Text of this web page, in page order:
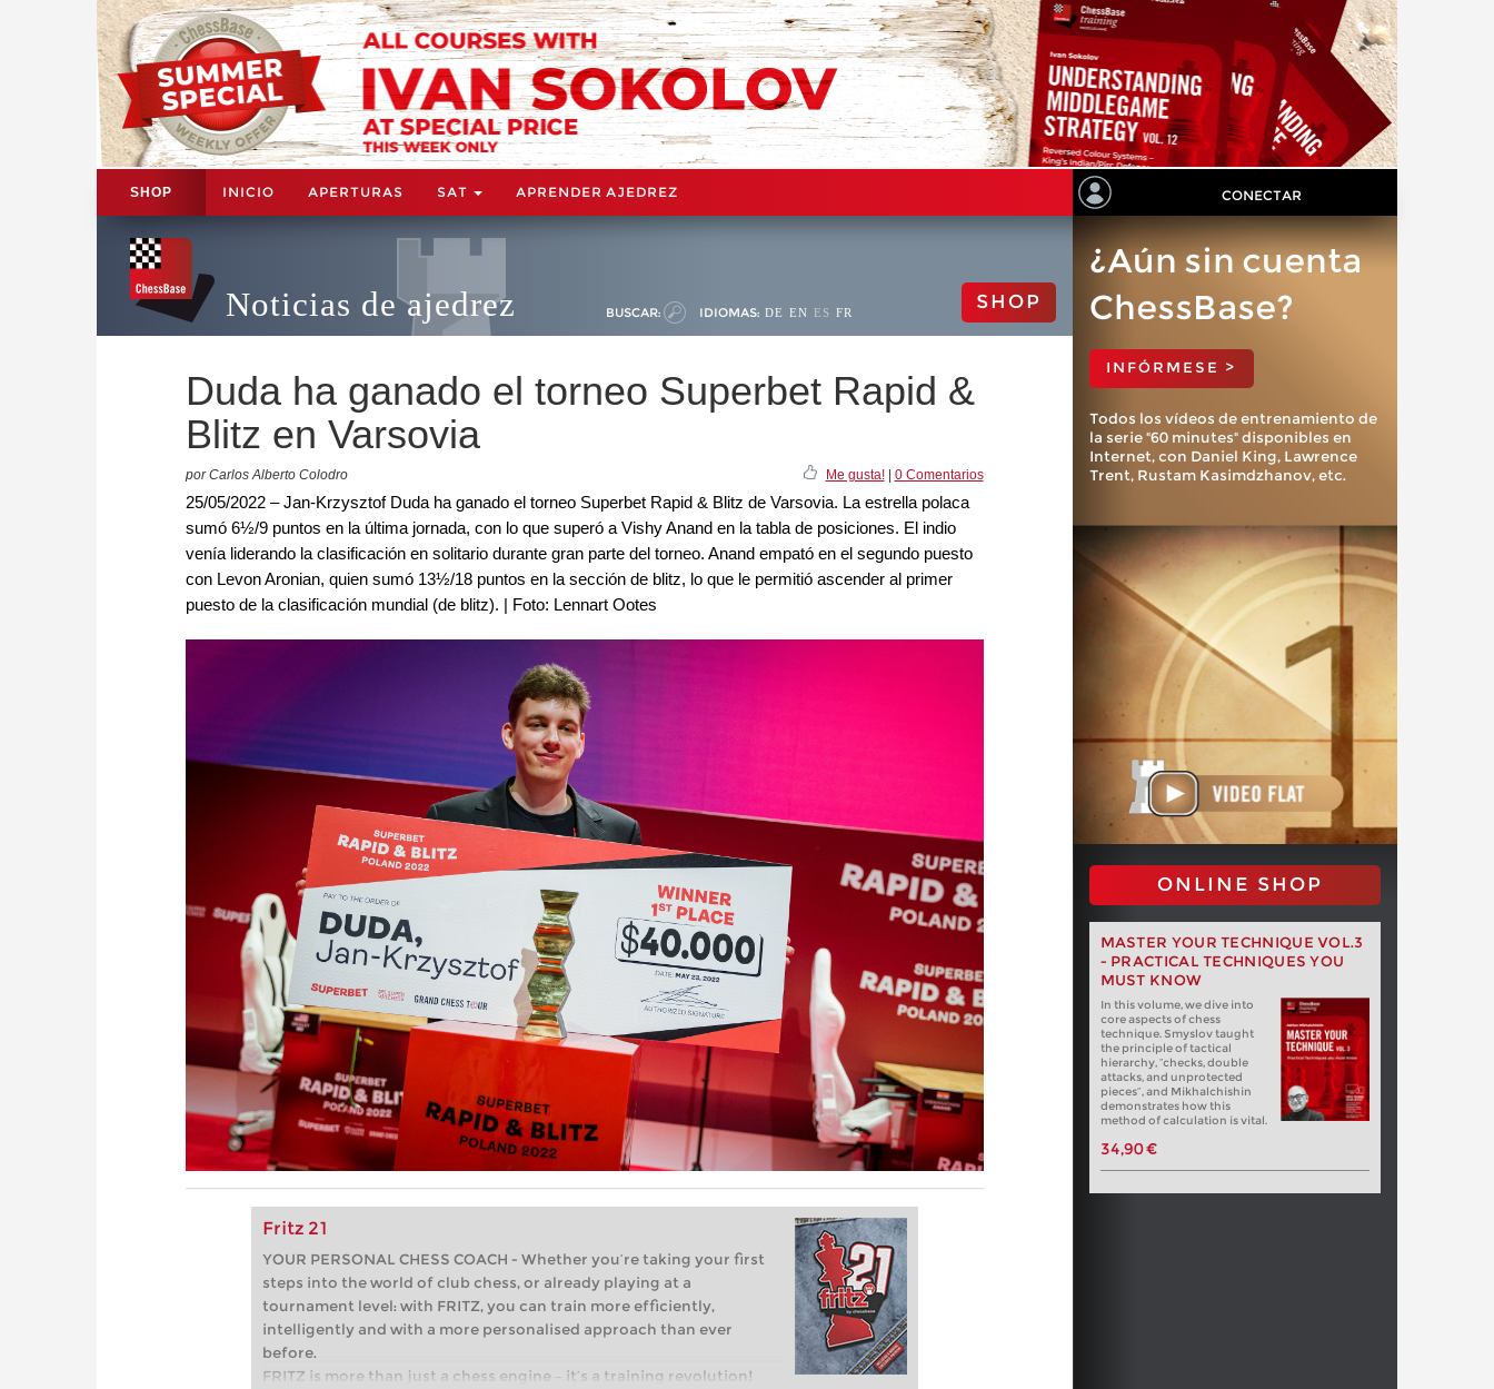
SHOP INICIO APERTURAS SAT APRENDER AJEDREZ CONECTAR
Noticias de ajedrez BUSCAR: IDIOMAS: DE EN ES FR SHOP
Duda ha ganado el torneo Superbet Rapid &
Blitz en Varsovia
por Carlos Alberto Colodro Me gusta!| 0 Comentarios
25/05/2022 – Jan-Krzysztof Duda ha ganado el torneo Superbet Rapid & Blitz de Varsovia. La estrella polaca
sumó 6½/9 puntos en la última jornada, con lo que superó a Vishy Anand en la tabla de posiciones. El indio
venía liderando la clasificación en solitario durante gran parte del torneo. Anand empató en el segundo puesto
con Levon Aronian, quien sumó 13½/18 puntos en la sección de blitz, lo que le permitió ascender al primer
puesto de la clasificación mundial (de blitz). | Foto: Lennart Ootes
Fritz 21
YOUR PERSONAL CHESS COACH - Whether you’re taking your first
steps into the world of club chess, or already playing at a
tournament level: with FRITZ, you can train more efficiently,
intelligently and with a more personalised approach than ever
before.
FRITZ is more than just a chess engine – it’s a training revolution!
¿Aún sin cuenta
ChessBase?
INFÓRMESE >
Todos los vídeos de entrenamiento de
la serie "60 minutes" disponibles en
Internet, con Daniel King, Lawrence
Trent, Rustam Kasimdzhanov, etc.
ONLINE SHOP
MASTER YOUR TECHNIQUE VOL.3
- PRACTICAL TECHNIQUES YOU
MUST KNOW
In this volume, we dive into
core aspects of chess
technique. Smyslov taught
the principle of tactical
hierarchy, “checks, double
attacks, and unprotected
pieces”, and Mikhalchishin
demonstrates how this
method of calculation is vital.
34,90 €